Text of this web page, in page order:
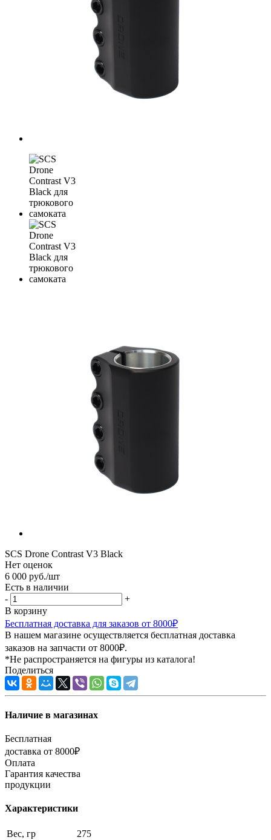
SCS Drone Contrast V3 Black
Нет оценок
6 000 руб./шт
Есть в наличии
-
+
В корзину
Бесплатная доставка для заказов от 8000₽
В нашем магазине осуществляется бесплатная доставка
заказов на запчасти от 8000₽.
*Не распространяется на фигуры из каталога!
Поделиться
Наличие в магазинах
Бесплатная
доставка от 8000₽
Оплата
Гарантия качества
продукции
Характеристики
Вес, гр 275